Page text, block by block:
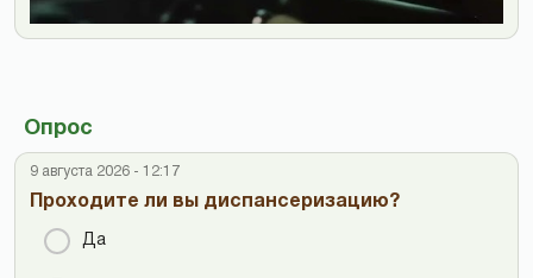
Опрос
9 августа 2026 - 12:17
Проходите ли вы диспансеризацию?
Да